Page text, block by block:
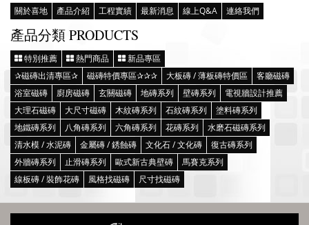
關於喜地 產品介紹 工程實績 最新消息 線上Q&A 連絡我們
產品分類 PRODUCTS
特別推薦 熱門商品
新品專區
✰磁磚出清專區✰
磁磚特價專區✰✰✰ 大板磚 / 薄板磚特價區
客廳磁磚
浴室磁磚
廚房磁磚 玄關磁磚 地磚系列 壁磚系列
電視牆設計推薦
大理石磁磚
大尺寸磁磚 木紋磚系列 石紋磚系列
塗料磚系列
地鐵磚系列
八角磚系列 六角磚系列 花磚系列
水磨石磁磚系列
清水模 / 水泥磚
金屬磚 / 銹蝕磚 文化石 / 文化磚
復古磚系列
外牆磚系列
止滑磚系列 歐式新古典壁磚
馬賽克系列
線板磚 / 裝飾花磚
風格找磁磚 尺寸找磁磚